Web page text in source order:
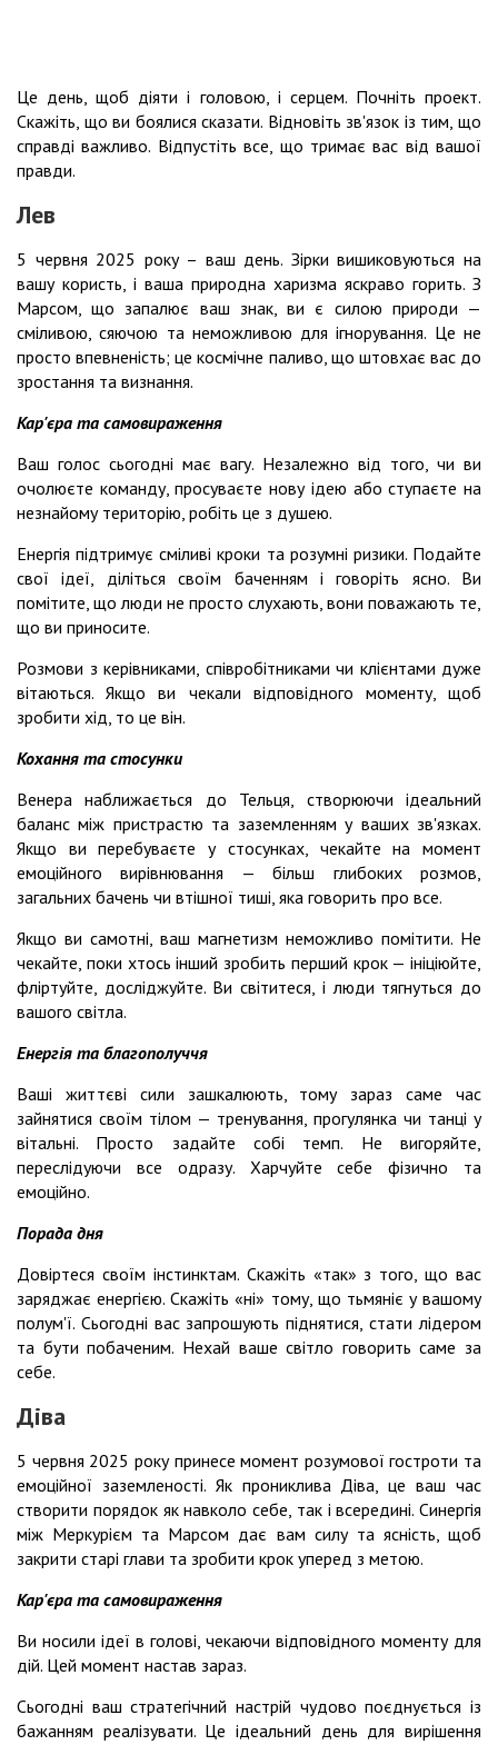
Це день, щоб діяти і головою, і серцем. Почніть проект.
Скажіть, що ви боялися сказати. Відновіть зв'язок із тим, що
справді важливо. Відпустіть все, що тримає вас від вашої
правди.
Лев
5 червня 2025 року – ваш день. Зірки вишиковуються на
вашу користь, і ваша природна харизма яскраво горить. З
Марсом, що запалює ваш знак, ви є силою природи —
сміливою, сяючою та неможливою для ігнорування. Це не
просто впевненість; це космічне паливо, що штовхає вас до
зростання та визнання.
Кар'єра та самовираження
Ваш голос сьогодні має вагу. Незалежно від того, чи ви
очолюєте команду, просуваєте нову ідею або ступаєте на
незнайому територію, робіть це з душею.
Енергія підтримує сміливі кроки та розумні ризики. Подайте
свої ідеї, діліться своїм баченням і говоріть ясно. Ви
помітите, що люди не просто слухають, вони поважають те,
що ви приносите.
Розмови з керівниками, співробітниками чи клієнтами дуже
вітаються. Якщо ви чекали відповідного моменту, щоб
зробити хід, то це він.
Кохання та стосунки
Венера наближається до Тельця, створюючи ідеальний
баланс між пристрастю та заземленням у ваших зв'язках.
Якщо ви перебуваєте у стосунках, чекайте на момент
емоційного вирівнювання — більш глибоких розмов,
загальних бачень чи втішної тиші, яка говорить про все.
Якщо ви самотні, ваш магнетизм неможливо помітити. Не
чекайте, поки хтось інший зробить перший крок — ініціюйте,
фліртуйте, досліджуйте. Ви світитеся, і люди тягнуться до
вашого світла.
Енергія та благополуччя
Ваші життєві сили зашкалюють, тому зараз саме час
зайнятися своїм тілом — тренування, прогулянка чи танці у
вітальні. Просто задайте собі темп. Не вигоряйте,
переслідуючи все одразу. Харчуйте себе фізично та
емоційно.
Порада дня
Довіртеся своїм інстинктам. Скажіть «так» з того, що вас
заряджає енергією. Скажіть «ні» тому, що тьмяніє у вашому
полум'ї. Сьогодні вас запрошують піднятися, стати лідером
та бути побаченим. Нехай ваше світло говорить саме за
себе.
Діва
5 червня 2025 року принесе момент розумової гостроти та
емоційної заземленості. Як прониклива Діва, це ваш час
створити порядок як навколо себе, так і всередині. Синергія
між Меркурієм та Марсом дає вам силу та ясність, щоб
закрити старі глави та зробити крок уперед з метою.
Кар'єра та самовираження
Ви носили ідеї в голові, чекаючи відповідного моменту для
дій. Цей момент настав зараз.
Сьогодні ваш стратегічний настрій чудово поєднується із
бажанням реалізувати. Це ідеальний день для вирішення